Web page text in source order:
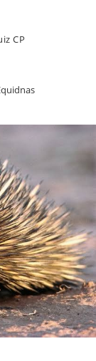
CP